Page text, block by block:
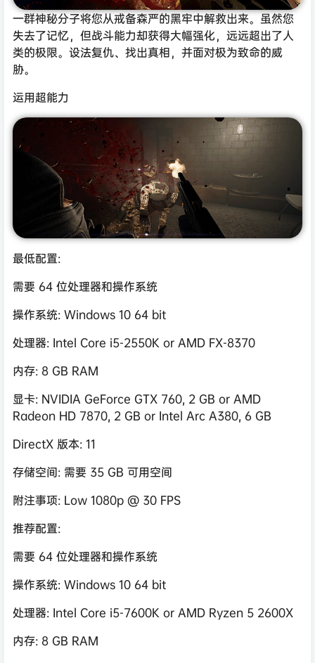
一群神秘分子将您从戒备森严的黑牢中解救出来。虽然您
失去了记忆，但战斗能力却获得大幅强化，远远超出了人
类的极限。设法复仇、找出真相，并面对极为致命的威
胁。
运用超能力
最低配置:
需要 64 位处理器和操作系统
操作系统: Windows 10 64 bit
处理器: Intel Core i5-2550K or AMD FX-8370
内存: 8 GB RAM
显卡: NVIDIA GeForce GTX 760, 2 GB or AMD
Radeon HD 7870, 2 GB or Intel Arc A380, 6 GB
DirectX 版本: 11
存储空间: 需要 35 GB 可用空间
附注事项: Low 1080p @ 30 FPS
推荐配置:
需要 64 位处理器和操作系统
操作系统: Windows 10 64 bit
处理器: Intel Core i5-7600K or AMD Ryzen 5 2600X
内存: 8 GB RAM